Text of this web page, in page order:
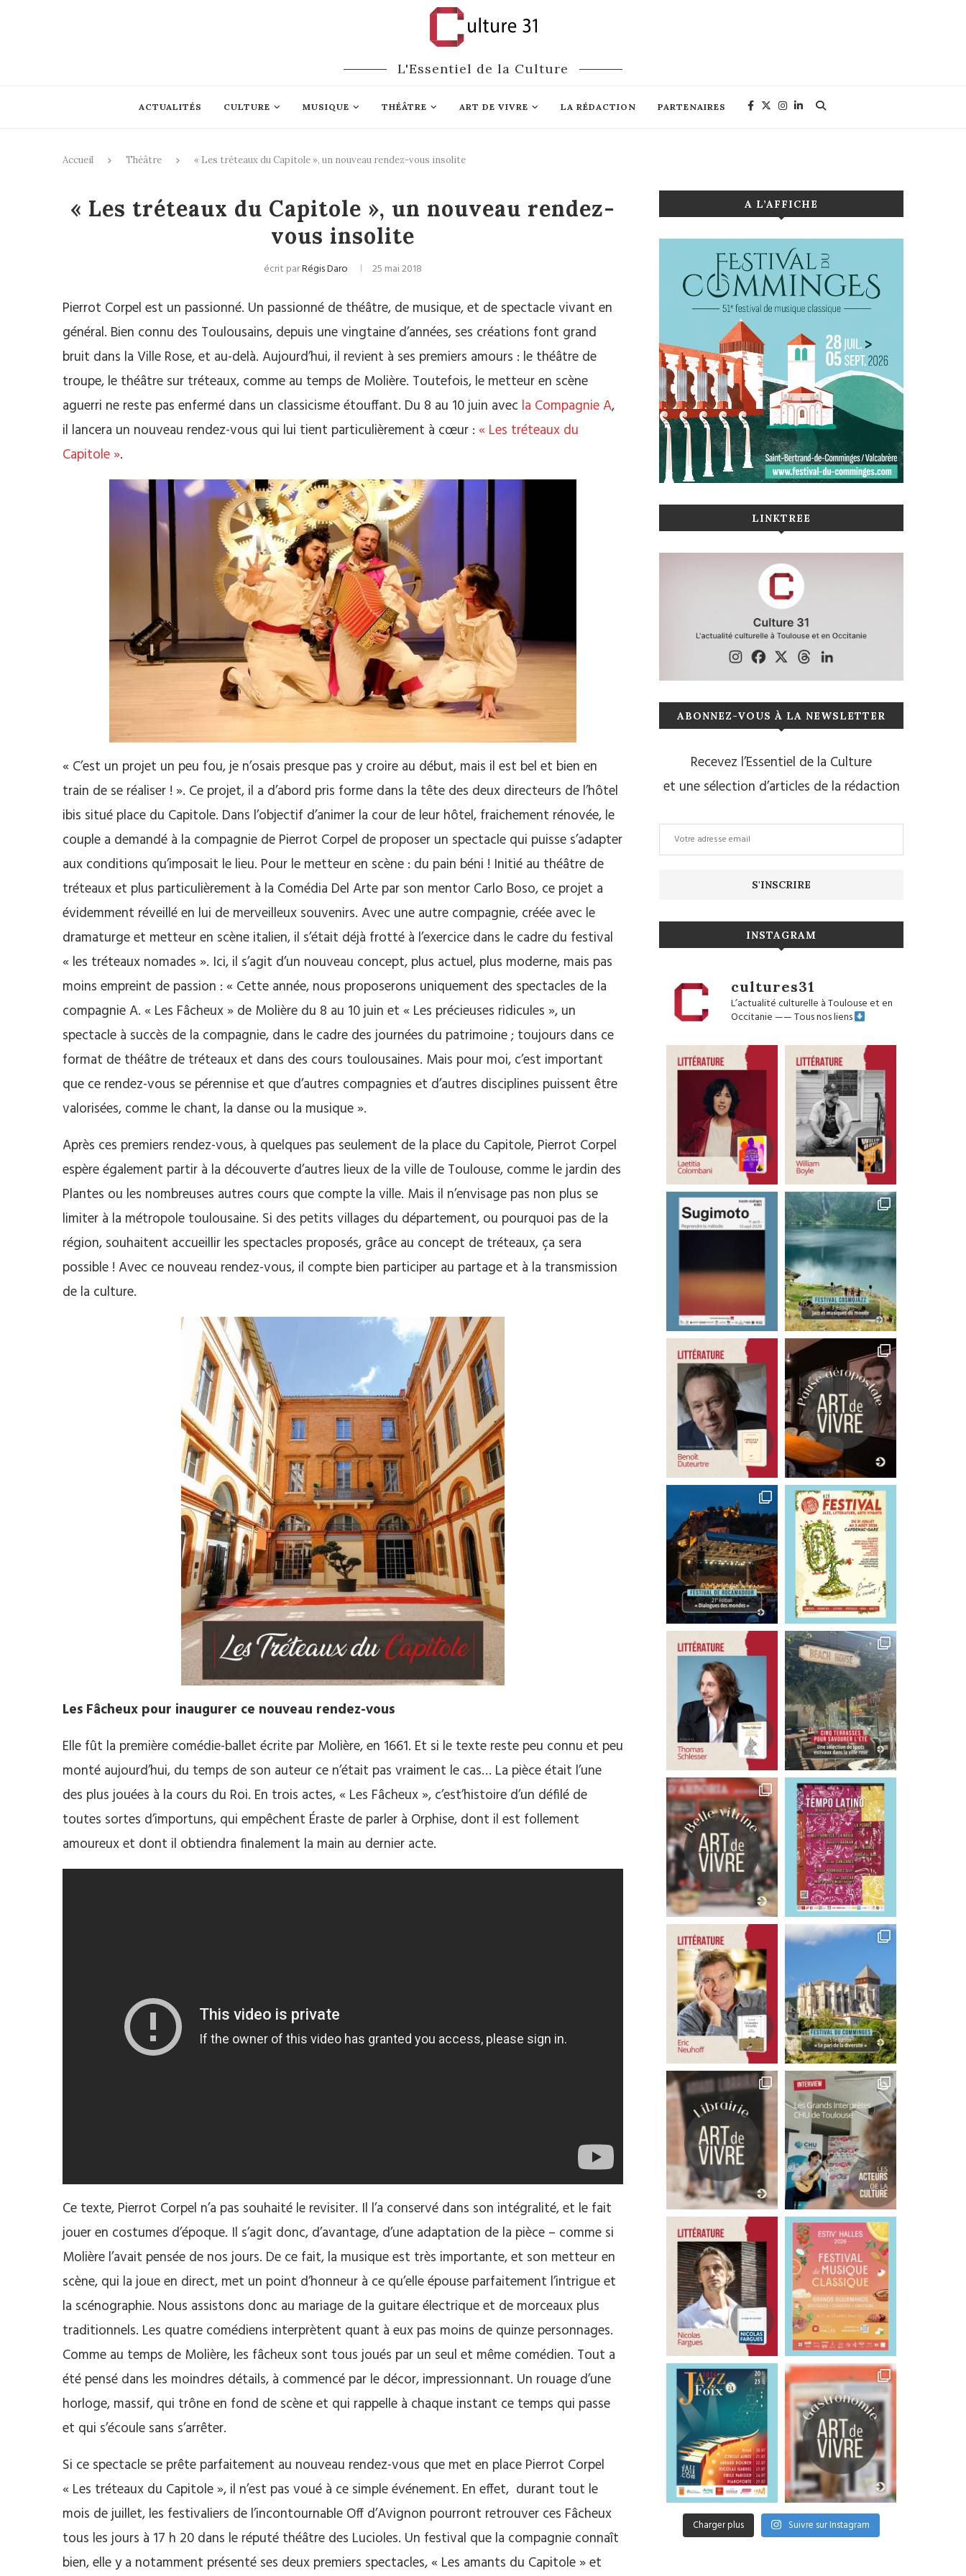
L'Essentiel de la Culture
ACTUALITÉS CULTURE MUSIQUE THÉÂTRE ART DE VIVRE LA RÉDACTION PARTENAIRES
Accueil Théâtre « Les tréteaux du Capitole », un nouveau rendez-vous insolite
« Les tréteaux du Capitole », un nouveau rendez-
vous insolite
écrit parRégis Daro 25 mai 2018
Pierrot Corpel est un passionné. Un passionné de théâtre, de musique, et de spectacle vivant en
général. Bien connu des Toulousains, depuis une vingtaine d’années, ses créations font grand
bruit dans la Ville Rose, et au-delà. Aujourd’hui, il revient à ses premiers amours : le théâtre de
troupe, le théâtre sur tréteaux, comme au temps de Molière. Toutefois, le metteur en scène
aguerri ne reste pas enfermé dans un classicisme étouffant. Du 8 au 10 juin avec la Compagnie A,
il lancera un nouveau rendez-vous qui lui tient particulièrement à cœur : « Les tréteaux du
Capitole ».
« C’est un projet un peu fou, je n’osais presque pas y croire au début, mais il est bel et bien en
train de se réaliser ! ». Ce projet, il a d’abord pris forme dans la tête des deux directeurs de l’hôtel
ibis situé place du Capitole. Dans l’objectif d’animer la cour de leur hôtel, fraichement rénovée, le
couple a demandé à la compagnie de Pierrot Corpel de proposer un spectacle qui puisse s’adapter
aux conditions qu’imposait le lieu. Pour le metteur en scène : du pain béni ! Initié au théâtre de
tréteaux et plus particulièrement à la Comédia Del Arte par son mentor Carlo Boso, ce projet a
évidemment réveillé en lui de merveilleux souvenirs. Avec une autre compagnie, créée avec le
dramaturge et metteur en scène italien, il s’était déjà frotté à l’exercice dans le cadre du festival
« les tréteaux nomades ». Ici, il s’agit d’un nouveau concept, plus actuel, plus moderne, mais pas
moins empreint de passion : « Cette année, nous proposerons uniquement des spectacles de la
compagnie A. « Les Fâcheux » de Molière du 8 au 10 juin et « Les précieuses ridicules », un
spectacle à succès de la compagnie, dans le cadre des journées du patrimoine ; toujours dans ce
format de théâtre de tréteaux et dans des cours toulousaines. Mais pour moi, c’est important
que ce rendez-vous se pérennise et que d’autres compagnies et d’autres disciplines puissent être
valorisées, comme le chant, la danse ou la musique ».
Après ces premiers rendez-vous, à quelques pas seulement de la place du Capitole, Pierrot Corpel
espère également partir à la découverte d’autres lieux de la ville de Toulouse, comme le jardin des
Plantes ou les nombreuses autres cours que compte la ville. Mais il n’envisage pas non plus se
limiter à la métropole toulousaine. Si des petits villages du département, ou pourquoi pas de la
région, souhaitent accueillir les spectacles proposés, grâce au concept de tréteaux, ça sera
possible ! Avec ce nouveau rendez-vous, il compte bien participer au partage et à la transmission
de la culture.
Les Fâcheux pour inaugurer ce nouveau rendez-vous
Elle fût la première comédie-ballet écrite par Molière, en 1661. Et si le texte reste peu connu et peu
monté aujourd’hui, du temps de son auteur ce n’était pas vraiment le cas… La pièce était l’une
des plus jouées à la cours du Roi. En trois actes,« Les Fâcheux », c’est’histoire d’un défilé de
toutes sortes d’importuns, qui empêchent Éraste de parler à Orphise, dont il est follement
amoureux et dont il obtiendra finalement la main au dernier acte.
Ce texte, Pierrot Corpel n’a pas souhaité le revisiter. Il l’a conservé dans son intégralité, et le fait
jouer en costumes d’époque. Il s’agit donc, d’avantage, d’une adaptation de la pièce – comme si
Molière l’avait pensée de nos jours. De ce fait, la musique est très importante, et son metteur en
scène, qui la joue en direct, met un point d’honneur à ce qu’elle épouse parfaitement l’intrigue et
la scénographie. Nous assistons donc au mariage de la guitare électrique et de morceaux plus
traditionnels. Les quatre comédiens interprètent quant à eux pas moins de quinze personnages.
Comme au temps de Molière, les fâcheux sont tous joués par un seul et même comédien. Tout a
été pensé dans les moindres détails, à commencé par le décor, impressionnant. Un rouage d’une
horloge, massif, qui trône en fond de scène et qui rappelle à chaque instant ce temps qui passe
et qui s’écoule sans s’arrêter.
Si ce spectacle se prête parfaitement au nouveau rendez-vous que met en place Pierrot Corpel
« Les tréteaux du Capitole », il n’est pas voué à ce simple événement. En effet, durant tout le
mois de juillet, les festivaliers de l’incontournable Off d’Avignon pourront retrouver ces Fâcheux
tous les jours à 17 h 20 dans le réputé théâtre des Lucioles. Un festival que la compagnie connaît
bien, elle y a notamment présenté ses deux premiers spectacles, « Les amants du Capitole » et
A L’AFFICHE
LINKTREE
ABONNEZ-VOUS À LA NEWSLETTER
Recevez l’Essentiel de la Culture
et une sélection d’articles de la rédaction
INSTAGRAM
cultures31
L’actualité culturelle à Toulouse et en
Occitanie——Tous nos liens
Charger plus Suivre sur Instagram